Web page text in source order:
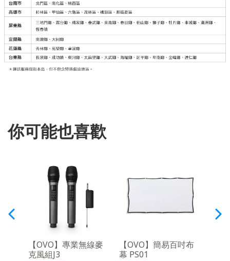
你可能也喜歡
【OVO】專業無線麥
克風組J3
【OVO】簡易百吋布
幕 PS01